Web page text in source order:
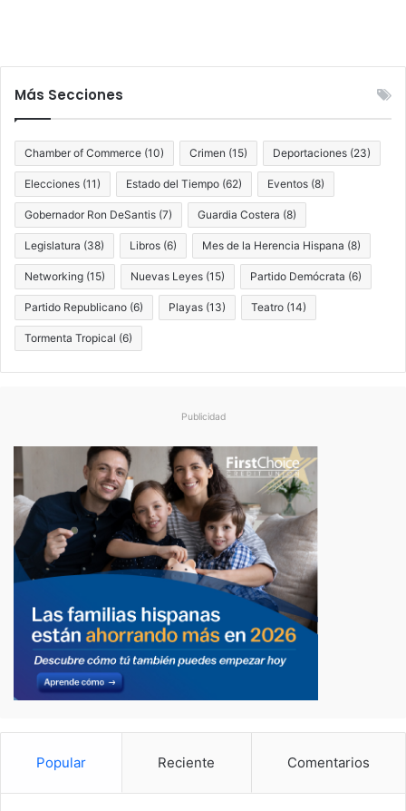
Más Secciones
Chamber of Commerce (10) Crimen (15) Deportaciones (23)
Elecciones (11) Estado del Tiempo (62) Eventos (8)
Gobernador Ron DeSantis (7) Guardia Costera (8)
Legislatura (38) Libros (6) Mes de la Herencia Hispana (8)
Networking (15) Nuevas Leyes (15) Partido Demócrata (6)
Partido Republicano (6) Playas (13) Teatro (14)
Tormenta Tropical (6)
Publicidad
Popular Reciente Comentarios